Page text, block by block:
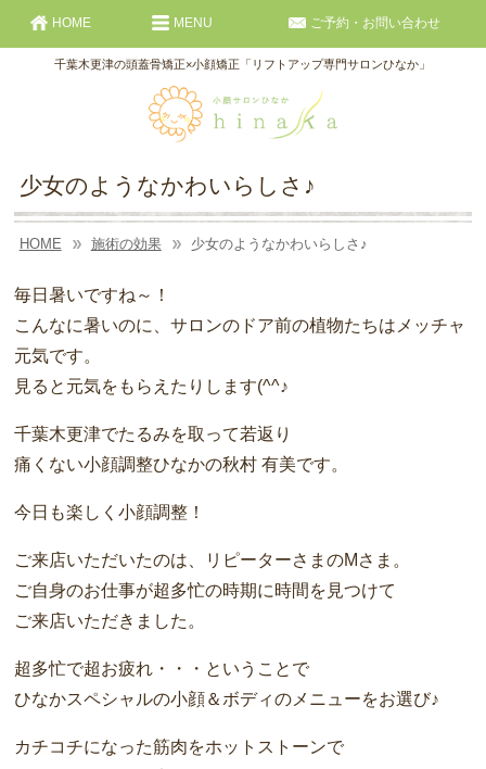
千葉木更津の頭蓋骨矯正×小顔矯正「リフトアップ専門サロンひなか」
HOME ご予約・お問い合わせ
MENU
少女のようなかわいらしさ♪
HOME 施術の効果 少女のようなかわいらしさ♪
毎日暑いですね～！
こんなに暑いのに、サロンのドア前の植物たちはメッチャ
元気です。
見ると元気をもらえたりします(^^♪
千葉木更津でたるみを取って若返り
痛くない小顔調整ひなかの秋村 有美です。
今日も楽しく小顔調整！
ご来店いただいたのは、リピーターさまのMさま。
ご自身のお仕事が超多忙の時期に時間を見つけて
ご来店いただきました。
超多忙で超お疲れ・・・ということで
ひなかスペシャルの小顔＆ボディのメニューをお選び♪
カチコチになった筋肉をホットストーンで